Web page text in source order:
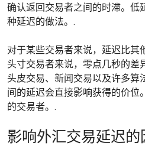
确认返回交易者之间的时滞。低
种延迟的做法。.
对于某些交易者来说，延迟比其
头寸交易者来说，零点几秒的差
头皮交易、新闻交易以及许多算
间的延迟会直接影响获得的价位
的交易者。.
影响外汇交易延迟的